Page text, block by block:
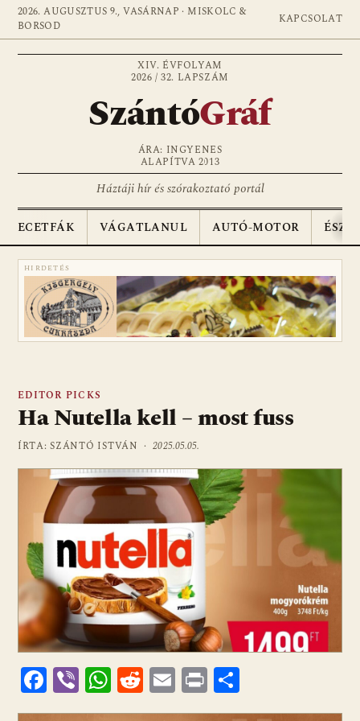
2026. AUGUSZTUS 9., VASÁRNAP · MISKOLC &
BORSOD
KAPCSOLAT
XIV. ÉVFOLYAM
2026 / 32. LAPSZÁM
SzántóGráf
ÁRA: INGYENES
ALAPÍTVA 2013
Háztáji hír és szórakoztató portál
ECETFÁK VÁGATLANUL AUTÓ-MOTOR
HIRDETÉS
EDITOR PICKS
Ha Nutella kell – most fuss
ÍRTA: SZÁNTÓ ISTVÁN ·2025.05.05.
F
ac
Vi
b
W
h
R
e
E
m
Pr
in ss